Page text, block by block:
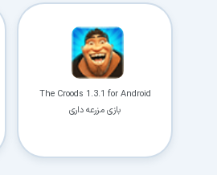
The Croods 1.3.1 for Android
بازی مزرعه داری